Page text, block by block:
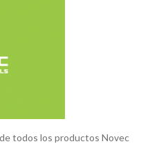
todos los productos Novec